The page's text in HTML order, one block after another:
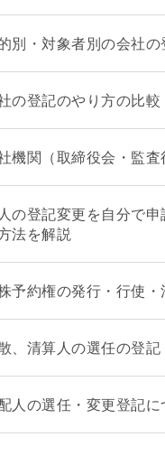
別・対象者別の会社
の登記のやり方の比較
機関（取締役会・監査
の登記変更を自分で
法を解説
予約権の発行・行使・
、清算人の選任の登記
人の選任・変更登記に